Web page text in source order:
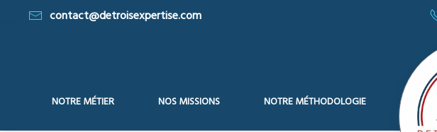
contact@detroisexpertise.com
NOTRE MÉTIER NOS MISSIONS NOTRE MÉTHODOLOGIE